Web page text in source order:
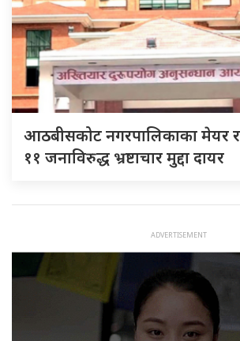
आठबीसकोट नगरपालिकाका मेयर
११ जनाविरुद्ध भ्रष्टाचार मुद्दा दायर